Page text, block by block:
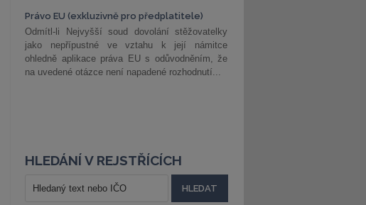
Právo EU (exkluzivně pro předplatitele)
Odmítl-li Nejvyšší soud dovolání stěžovatelky
jako nepřípustné ve vztahu k její námitce
ohledně aplikace práva EU s odůvodněním, že
na uvedené otázce není napadené rozhodnutí...
HLEDÁNÍ V REJSTŘÍCÍCH